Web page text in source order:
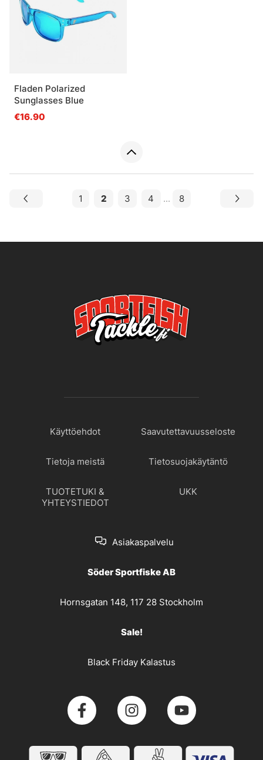
Fladen Polarized
Sunglasses Blue
€16.90
1 2 3 4 ... 8
Käyttöehdot Saavutettavuusseloste
Tietoja meistä Tietosuojakäytäntö
TUOTETUKI &
YHTEYSTIEDOT
UKK
Asiakaspalvelu
Söder Sportfiske AB
Hornsgatan 148, 117 28 Stockholm
Sale!
Black Friday Kalastus